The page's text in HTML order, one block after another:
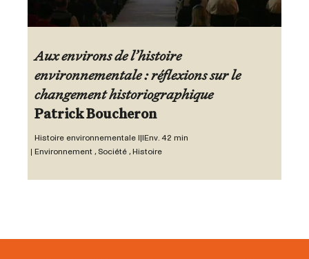
Aux environs de l’histoire
environnementale : réflexions sur le
changement historiographique
Patrick Boucheron
Histoire environnementale III
Env. 42 min
Environnement , Société , Histoire